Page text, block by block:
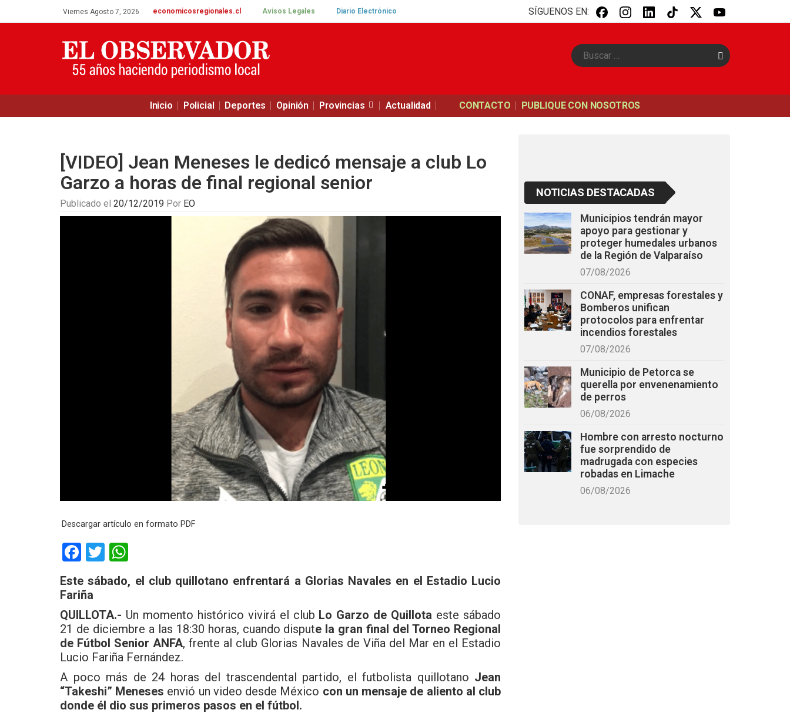
Viernes Agosto 7, 2026 economicosregionales.cl Avisos Legales Diario Electrónico SÍGUENOS EN:
B
u
Inicio Policial Deportes Opinión Provincias Actualidad CONTACTO PUBLIQUE CON NOSOTROS
[VIDEO] Jean Meneses le dedicó mensaje a club Lo
Garzo a horas de final regional senior
Publicado el 20/12/2019 Por EO
Descargar artículo en formato PDF
F
ce
b
o
o
k
T
wi
tt
er
at
s
A
p
p
Este sábado, el club quillotano enfrentará a Glorias Navales en el Estadio Lucio
Fariña
QUILLOTA.- Un momento histórico vivirá el club Lo Garzo de Quillota este sábado
21 de diciembre a las 18:30 horas, cuando dispute la gran final del Torneo Regional
de Fútbol Senior ANFA, frente al club Glorias Navales de Viña del Mar en el Estadio
Lucio Fariña Fernández.
A poco más de 24 horas del trascendental partido, el futbolista quillotano Jean
“Takeshi” Meneses envió un video desde México con un mensaje de aliento al club
donde él dio sus primeros pasos en el fútbol.
NOTICIAS DESTACADAS
Municipios tendrán mayor
apoyo para gestionar y
proteger humedales urbanos
de la Región de Valparaíso
07/08/2026
CONAF, empresas forestales y
Bomberos unifican
protocolos para enfrentar
incendios forestales
07/08/2026
Municipio de Petorca se
querella por envenenamiento
de perros
06/08/2026
Hombre con arresto nocturno
fue sorprendido de
madrugada con especies
robadas en Limache
06/08/2026